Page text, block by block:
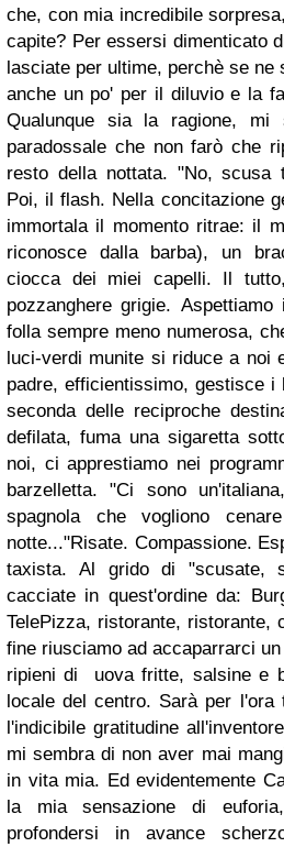
che, con mia incredibile
capite? Per essersi dimenticato
lasciate per ultime, perchè se ne
anche un po' per il diluvio e la
Qualunque sia la ragione, mi
paradossale che non farò che
resto della nottata. "No, scusa
Poi, il flash. Nella concitazione
immortala il momento ritrae: il
riconosce dalla barba), un
ciocca dei miei capelli. Il
pozzanghere grigie.
folla sempre meno numerosa,
luci-verdi munite si riduce a noi
padre, efficientissimo, gestisce
seconda delle reciproche
defilata, fuma una sigaretta
noi, ci apprestiamo nei
barzelletta."Ci sono
spagnola che vogliono
notte..."Risate. Compassione.
taxista.Al grido di "scusate,
cacciate in quest'ordine da:
TelePizza, ristorante, ristorante,
fine riusciamo ad accaparrarci
ripieni di uova fritte, salsine e
locale del centro. Sarà per l'ora
l'indicibile gratitudine
mi sembra di non aver mai
in vita mia. Ed evidentemente
la mia sensazione di
profondersi in avance